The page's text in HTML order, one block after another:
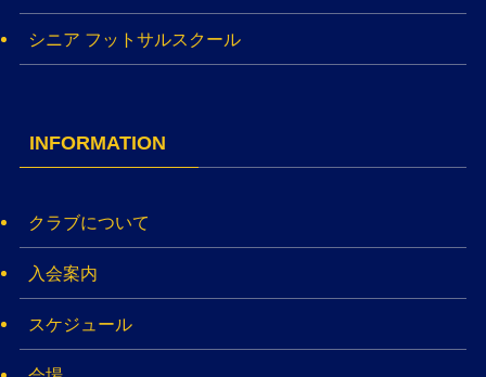
シニア フットサルスクール
INFORMATION
クラブについて
入会案内
スケジュール